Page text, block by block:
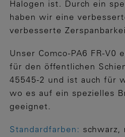
Halogen ist. Durch ein
haben wir eine
verbesserte
Unser Comco-PA6 FR-V0
für den öffentlichen
45545-2 und ist auch für
wo es auf ein spezielles
geeignet.
Standardfarben: schwarz,